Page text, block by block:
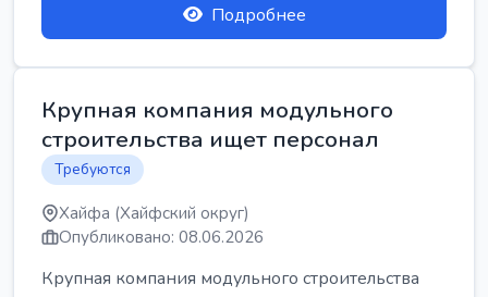
Подробнее
Крупная компания модульного
строительства ищет персонал
Требуются
Хайфа (Хайфский округ)
Опубликовано: 08.06.2026
Крупная компания модульного строительства